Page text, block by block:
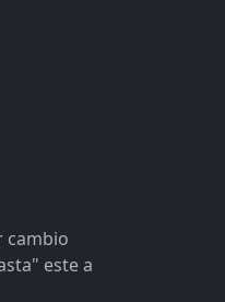
cambio
este a